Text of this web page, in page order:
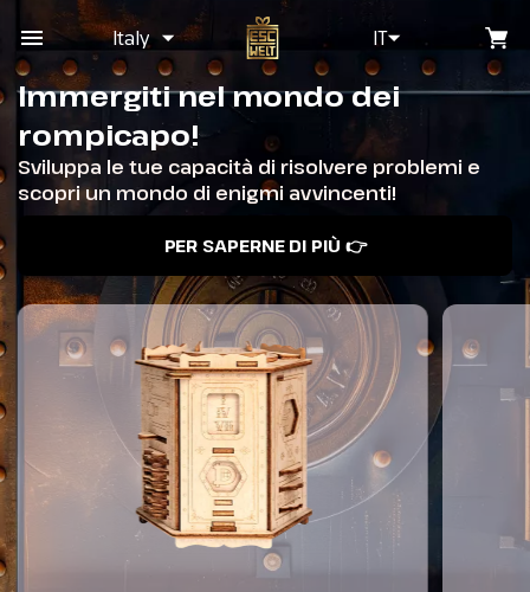
Italy IT
Immergiti nel mondo dei
rompicapo!
Sviluppa le tue capacità di risolvere problemi e
scopri un mondo di enigmi avvincenti!
PER SAPERNE DI PIÙ 👉